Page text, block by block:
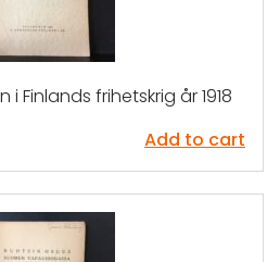
Finlands frihetskrig år 1918
Add to cart